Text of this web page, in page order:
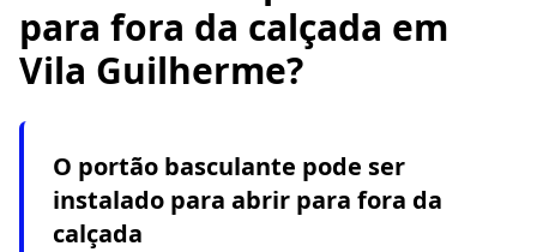
para fora da calçada em
Vila Guilherme?
O portão basculante pode ser
instalado para abrir para fora da
calçada